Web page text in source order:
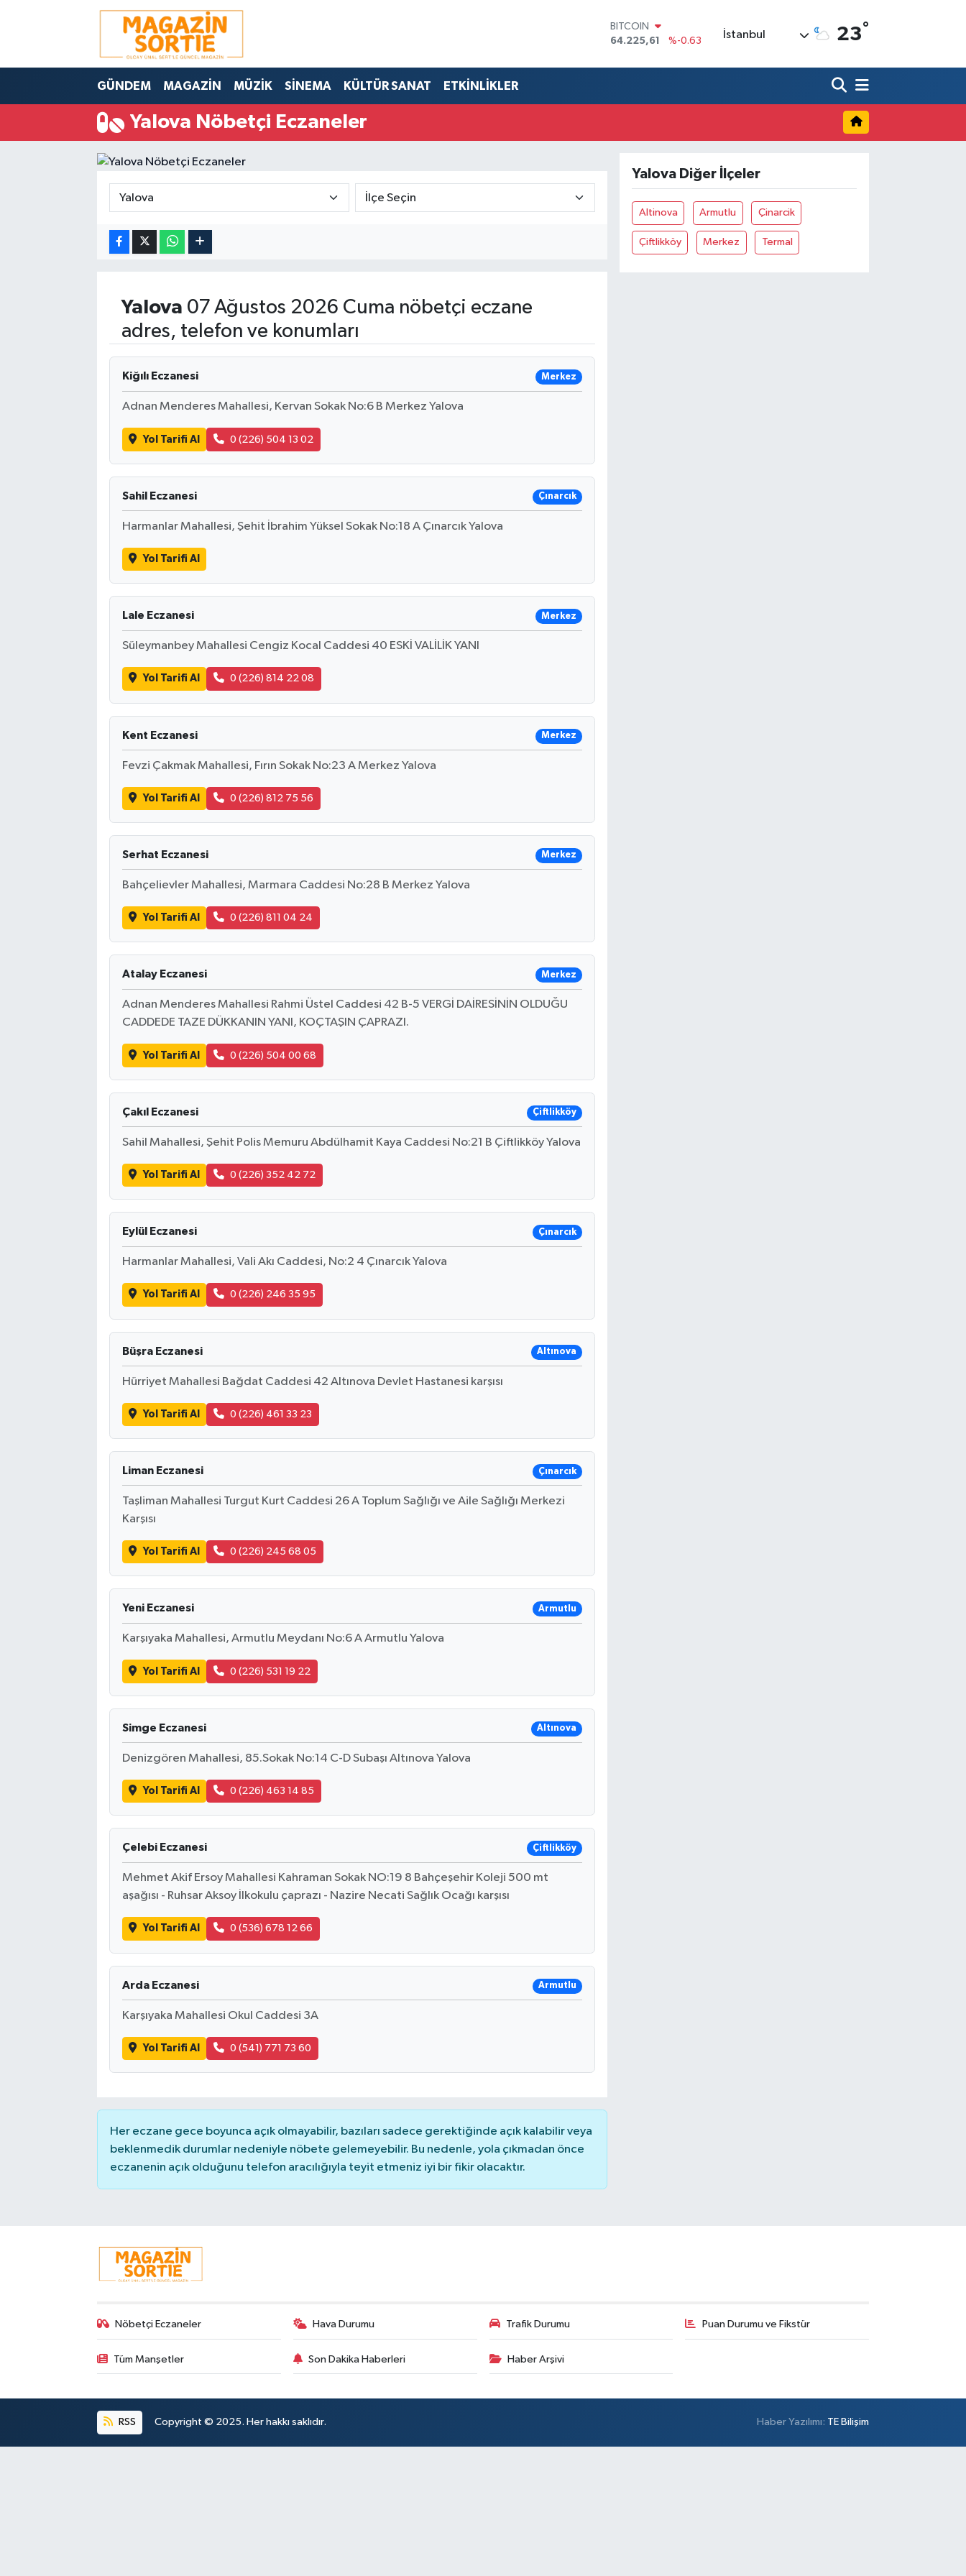
DOLAR
47,7143
%0.16
BİST100
İstanbul 23°
GÜNDEM MAGAZİN MÜZİK SİNEMA KÜLTÜR SANAT ETKİNLİKLER
Yalova Nöbetçi Eczaneler
Yalova 07 Ağustos 2026 Cuma nöbetçi eczane
adres, telefon ve konumları
Kiğılı Eczanesi Merkez
Adnan Menderes Mahallesi, Kervan Sokak No:6 B Merkez Yalova
Yol Tarifi Al 0 (226) 504 13 02
Sahil Eczanesi Çınarcık
Harmanlar Mahallesi, Şehit İbrahim Yüksel Sokak No:18 A Çınarcık Yalova
Yol Tarifi Al
Lale Eczanesi Merkez
Süleymanbey Mahallesi Cengiz Kocal Caddesi 40 ESKİ VALİLİK YANI
Yol Tarifi Al 0 (226) 814 22 08
Kent Eczanesi Merkez
Fevzi Çakmak Mahallesi, Fırın Sokak No:23 A Merkez Yalova
Yol Tarifi Al 0 (226) 812 75 56
Serhat Eczanesi Merkez
Bahçelievler Mahallesi, Marmara Caddesi No:28 B Merkez Yalova
Yol Tarifi Al 0 (226) 811 04 24
Atalay Eczanesi Merkez
Adnan Menderes Mahallesi Rahmi Üstel Caddesi 42 B-5 VERGİ DAİRESİNİN OLDUĞU
CADDEDE TAZE DÜKKANIN YANI, KOÇTAŞIN ÇAPRAZI.
Yol Tarifi Al 0 (226) 504 00 68
Çakıl Eczanesi Çiftlikköy
Sahil Mahallesi, Şehit Polis Memuru Abdülhamit Kaya Caddesi No:21 B Çiftlikköy Yalova
Yol Tarifi Al 0 (226) 352 42 72
Eylül Eczanesi Çınarcık
Harmanlar Mahallesi, Vali Akı Caddesi, No:2 4 Çınarcık Yalova
Yol Tarifi Al 0 (226) 246 35 95
Büşra Eczanesi Altınova
Hürriyet Mahallesi Bağdat Caddesi 42 Altınova Devlet Hastanesi karşısı
Yol Tarifi Al 0 (226) 461 33 23
Liman Eczanesi Çınarcık
Taşliman Mahallesi Turgut Kurt Caddesi 26 A Toplum Sağlığı ve Aile Sağlığı Merkezi
Karşısı
Yol Tarifi Al 0 (226) 245 68 05
Yeni Eczanesi Armutlu
Karşıyaka Mahallesi, Armutlu Meydanı No:6 A Armutlu Yalova
Yol Tarifi Al 0 (226) 531 19 22
Simge Eczanesi Altınova
Denizgören Mahallesi, 85.Sokak No:14 C-D Subaşı Altınova Yalova
Yol Tarifi Al 0 (226) 463 14 85
Çelebi Eczanesi Çiftlikköy
Mehmet Akif Ersoy Mahallesi Kahraman Sokak NO:19 8 Bahçeşehir Koleji 500 mt
aşağısı - Ruhsar Aksoy İlkokulu çaprazı - Nazire Necati Sağlık Ocağı karşısı
Yol Tarifi Al 0 (536) 678 12 66
Arda Eczanesi Armutlu
Karşıyaka Mahallesi Okul Caddesi 3A
Yol Tarifi Al 0 (541) 771 73 60
Her eczane gece boyunca açık olmayabilir, bazıları sadece gerektiğinde açık kalabilir veya
beklenmedik durumlar nedeniyle nöbete gelemeyebilir. Bu nedenle, yola çıkmadan önce
eczanenin açık olduğunu telefon aracılığıyla teyit etmeniz iyi bir fikir olacaktır.
Yalova Diğer İlçeler
Altinova Armutlu Çinarcik
Çiftlikköy Merkez Termal
Nöbetçi Eczaneler Hava Durumu Trafik Durumu Puan Durumu ve Fikstür
Tüm Manşetler Son Dakika Haberleri Haber Arşivi
RSS Copyright © 2025. Her hakkı saklıdır. Haber Yazılımı: TE Bilişim
Nöbetçi Eczaneler
Hava Durumu
Trafik Durumu
Süper Lig Puan Durumu ve Fikstür
Tüm Manşetler
Son Dakika Haberleri